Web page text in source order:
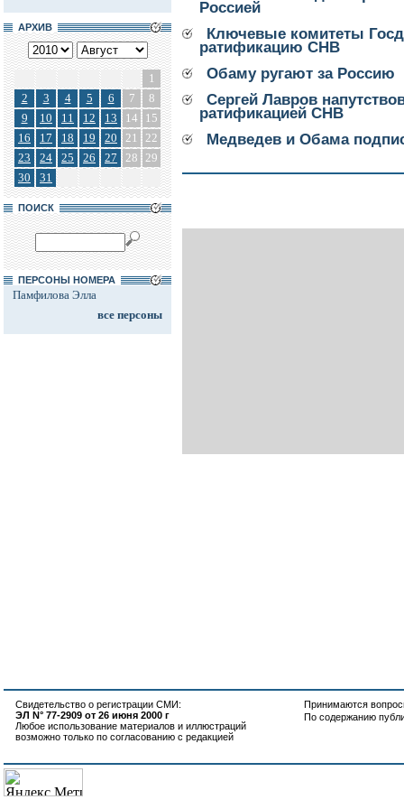
АРХИВ
1
2
3 4 5 6 7
8
9
10 11 12 13 14
15
16
17 18 19 20 21
22
23
24 25 26 27 28 29
30
31
ПОИСК
ПЕРСОНЫ НОМЕРА
Памфилова Элла
все персоны
Россией
Ключевые комитеты
ратификацию СНВ
Обаму ругают за Россию
Сергей Лавров
ратификацией СНВ
Медведев и Обама
Свидетельство о регистрации СМИ:
ЭЛ N° 77-2909 от 26 июня 2000 г
Любое использование материалов и иллюстраций
возможно только по согласованию с редакцией
Принимаются
По содержанию